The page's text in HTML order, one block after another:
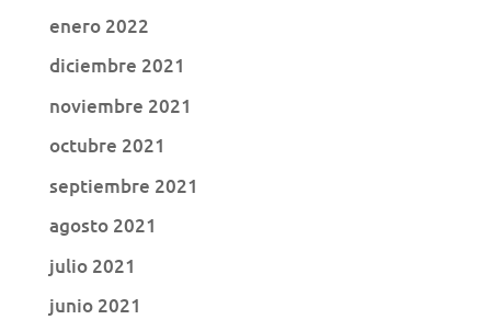
enero 2022
diciembre 2021
noviembre 2021
octubre 2021
septiembre 2021
agosto 2021
julio 2021
junio 2021